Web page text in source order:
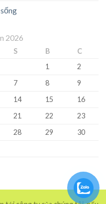
2026
S B
C
1
2
7 8
9
14 15
16
21 22
23
28 29
30